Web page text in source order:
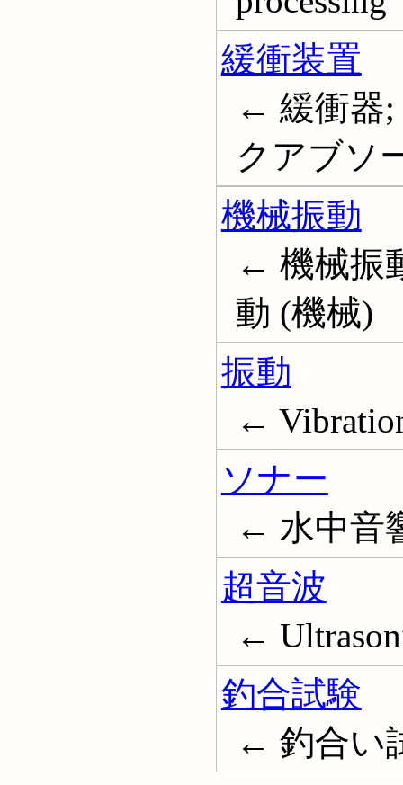
緩衝装置
← 緩衝器;
クアブソ
機械振動
← 機械振
動 (機械)
振動
←
ソナー
← 水中音
超音波
←
釣合試験
← 釣合い